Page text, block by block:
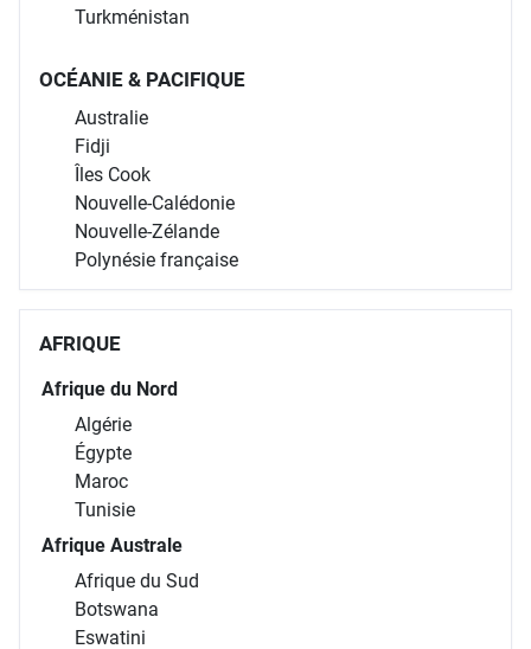
Turkménistan
OCÉANIE & PACIFIQUE
Australie
Fidji
Îles Cook
Nouvelle-Calédonie
Nouvelle-Zélande
Polynésie française
AFRIQUE
Afrique du Nord
Algérie
Égypte
Maroc
Tunisie
Afrique Australe
Afrique du Sud
Botswana
Eswatini